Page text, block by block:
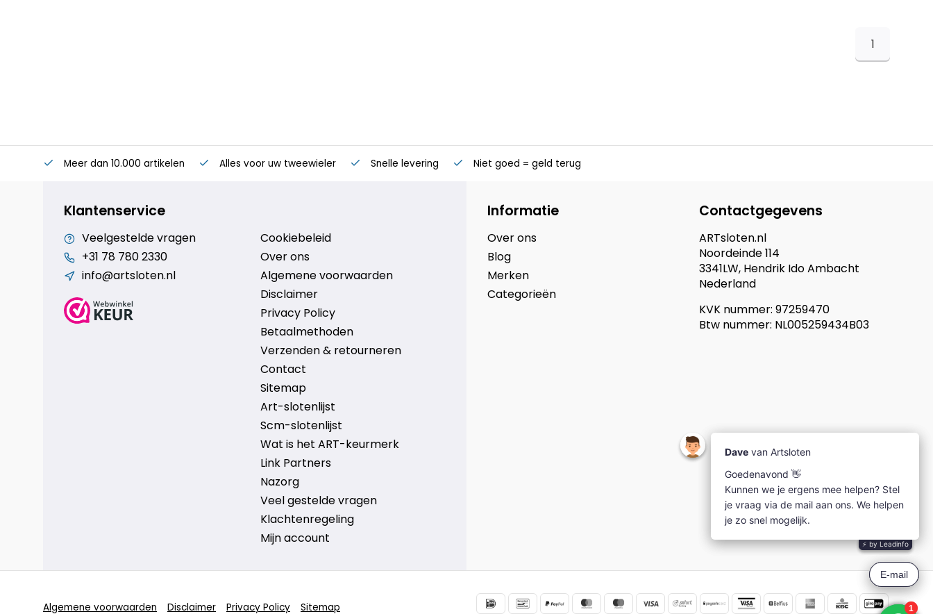
1
Meer dan 10.000 artikelen Alles voor uw tweewieler Snelle levering Niet goed = geld terug
Klantenservice
Veelgestelde vragen
+31 78 780 2330
info@artsloten.nl
Cookiebeleid
Over ons
Algemene voorwaarden
Disclaimer
Privacy Policy
Betaalmethoden
Verzenden & retourneren
Contact
Sitemap
Art-slotenlijst
Scm-slotenlijst
Wat is het ART-keurmerk
Link Partners
Nazorg
Veel gestelde vragen
Klachtenregeling
Mijn account
Informatie
Over ons
Blog
Merken
Categorieën
Contactgegevens
ARTsloten.nl
Noordeinde 114
3341LW, Hendrik Ido Ambacht
Nederland
KVK nummer: 97259470
Btw nummer: NL005259434B03
Algemene voorwaarden Disclaimer Privacy Policy Sitemap